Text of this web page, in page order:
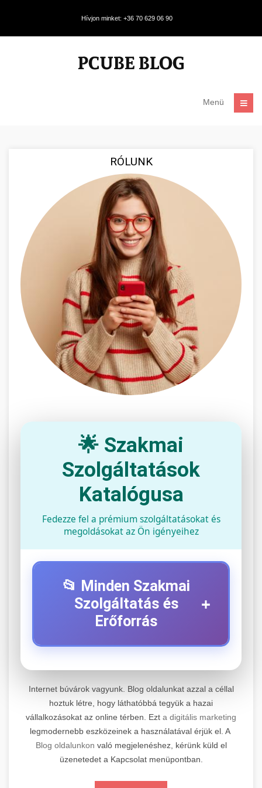
Hívjon minket: +36 70 629 06 90
Menü
RÓLUNK
🌟 Szakmai
Szolgáltatások
Katalógusa
Fedezze fel a prémium szolgáltatásokat és
megoldásokat az Ön igényeihez
📂 Minden Szakmai
Szolgáltatás és
Erőforrás
+
+
Professzionális elektromos roller javítási és
karbantartási szolgáltatások. Szakértő
technikusaink minőségi szervízt nyújtanak
minden jelentős márkához és modellhez.
Szervizközpont Látogatása
📊 2. Online Marketing
Ügynökség
+
Átfogó online marketing szolgáltatások,
beleértve a SEO-t, közösségi média kezelést és
Internet búvárok vagyunk. Blog oldalunkat azzal a céllal
hoztuk létre, hogy láthatóbbá tegyük a hazai
vállalkozásokat az online térben. Ezt a digitális marketing
legmodernebb eszközeinek a használatával érjük el. A
Blog oldalunkon való megjelenéshez, kérünk küld el
üzenetedet a Kapcsolat menüpontban.